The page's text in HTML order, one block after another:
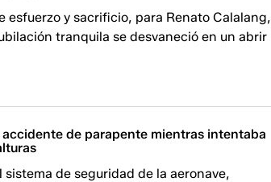
esfuerzo y sacrificio, para Renato Calalang,
tranquila se desvaneció en un abrir
accidente de parapente mientras intentaba
sistema de seguridad de la aeronave,